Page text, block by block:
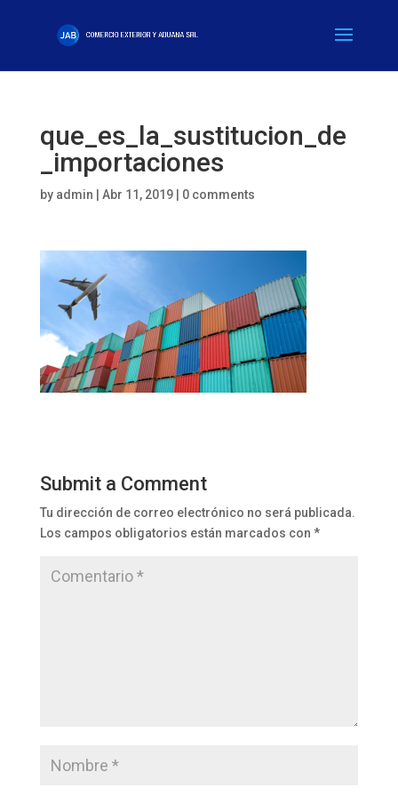
que_es_la_sustitucion_de
_importaciones
by admin Abr 11, 2019| 0 comments
Submit a Comment
Tu dirección de correo electrónico no será publicada.
Los campos obligatorios están marcados con *